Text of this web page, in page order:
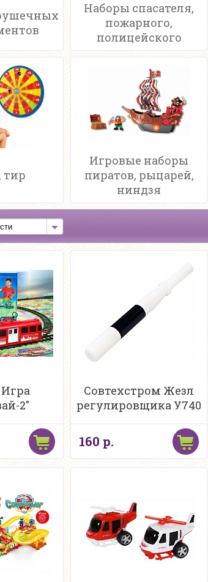
Наборы спасателя,
пожарного,
полицейского
тир
Игровые наборы
пиратов, рыцарей,
ниндзя
2"
Совтехстром Жезл
регулировщика У740
160 р.